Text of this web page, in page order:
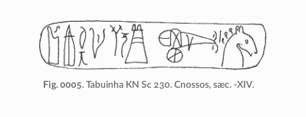
Fig. 0005. Tabuinha KN Sc 230. Cnossos, sæc. -XIV.